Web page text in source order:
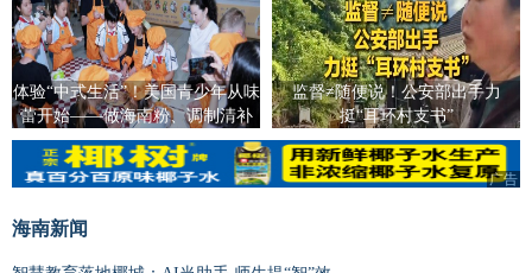
体验“中式生活”！美国青少年从味
蕾开始——做海南粉、调制清补
凉、包饺子
监督≠随便说！公安部出手力
挺“耳环村支书”
广告
海南新闻